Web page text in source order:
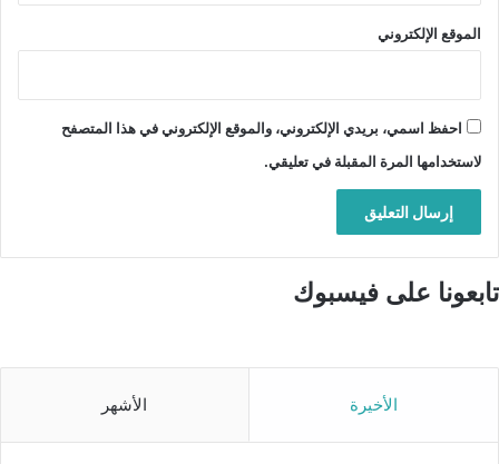
الموقع الإلكتروني
احفظ اسمي، بريدي الإلكتروني، والموقع الإلكتروني في هذا المتصفح
لاستخدامها المرة المقبلة في تعليقي.
تابعونا على فيسبوك
الأخيرة الأشهر